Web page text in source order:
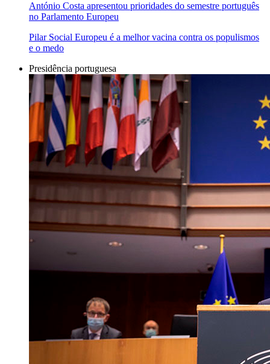
António Costa apresentou prioridades do semestre português
no Parlamento Europeu
Pilar Social Europeu é a melhor vacina contra os populismos
e o medo
Presidência portuguesa